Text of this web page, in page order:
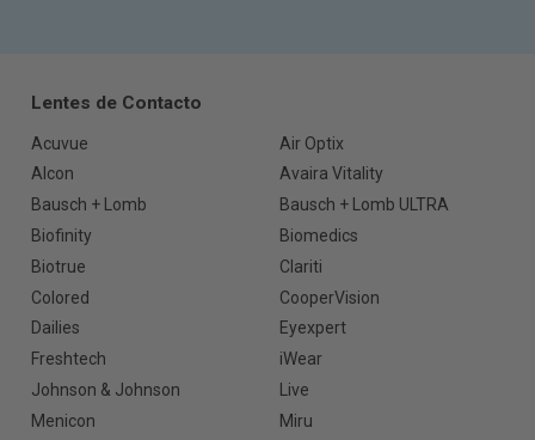
Lentes de Contacto
Acuvue
Air Optix
Alcon
Avaira Vitality
Bausch + Lomb
Bausch + Lomb ULTRA
Biofinity
Biomedics
Biotrue
Clariti
Colored
CooperVision
Dailies
Eyexpert
Freshtech
iWear
Johnson & Johnson
Live
Menicon
Miru